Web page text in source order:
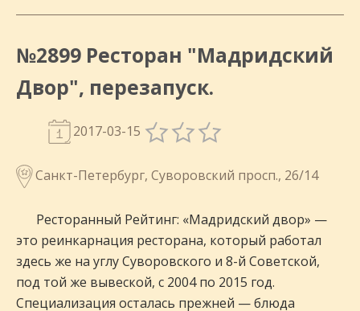
№2899 Ресторан "Мадридский
Двор", перезапуск.
2017-03-15
Санкт-Петербург, Суворовский просп., 26/14
Ресторанный Рейтинг: «Мадридский двор» —
это реинкарнация ресторана, который работал
здесь же на углу Суворовского и 8-й Советской,
под той же вывеской, с 2004 по 2015 год.
Специализация осталась прежней — блюда